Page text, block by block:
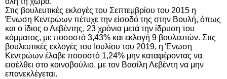
Στις βουλευτικές εκλογές του Σεπτεμβρίου του 2015 η
Ένωση Κεντρώων πέτυχε την είσοδό της στην Βουλή, όπως
και ο ίδιος ο Λεβέντης, 23 χρόνια μετά την ίδρυση του
κόμματος, με ποσοστό 3,43% και εκλογή 9 βουλευτών. Στις
βουλευτικές εκλογές του Ιουλίου του 2019, η Ένωση
Κεντρώων έλαβε ποσοστό 1,24% μην καταφέροντας να
εισέλθει στο κοινοβούλιο, με τον Βασίλη Λεβέντη να μην
επανεκλέγεται.